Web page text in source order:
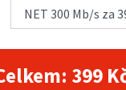
399